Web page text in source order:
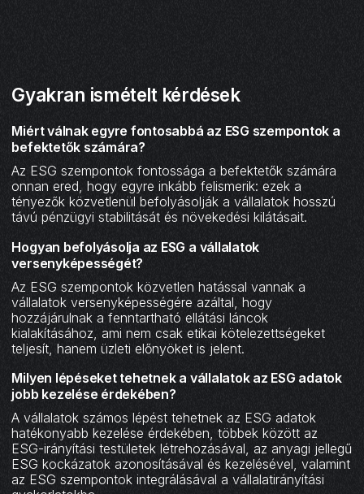
Gyakran ismételt kérdések
Miért válnak egyre fontosabbá az ESG szempontok a
befektetők számára?
Az ESG szempontok fontossága a befektetők számára
onnan ered, hogy egyre inkább felismerik: ezek a
tényezők közvetlenül befolyásolják a vállalatok hosszú
távú pénzügyi stabilitását és növekedési kilátásait.
Hogyan befolyásolja az ESG a vállalatok
versenyképességét?
Az ESG szempontok közvetlen hatással vannak a
vállalatok versenyképességére azáltal, hogy
hozzájárulnak a fenntartható ellátási láncok
kialakításához, ami nem csak etikai kötelezettségeket
teljesít, hanem üzleti előnyöket is jelent.
Milyen lépéseket tehetnek a vállalatok az ESG adatok
jobb kezelése érdekében?
A vállalatok számos lépést tehetnek az ESG adatok
hatékonyabb kezelése érdekében, többek között az
ESG-irányítási testületek létrehozásával, az anyagi jellegű
ESG kockázatok azonosításával és kezelésével, valamint
az ESG szempontok integrálásával a vállalatirányítási